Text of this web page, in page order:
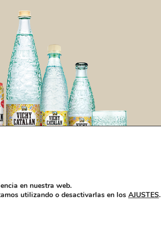
Saiba mais
en nuestra web.
utilizando o desactivarlas en los AJUSTES.